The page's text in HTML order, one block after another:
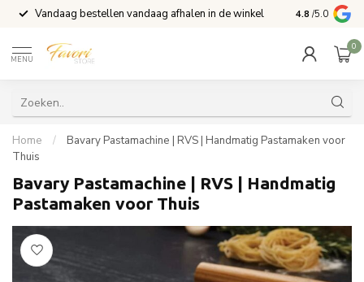
Vandaag bestellen vandaag afhalen in de winkel Voor 15:00
4.8 /5.0
MENU
0
Home /
Bavary Pastamachine | RVS | Handmatig Pastamaken voor
Thuis
Bavary Pastamachine | RVS | Handmatig
Pastamaken voor Thuis